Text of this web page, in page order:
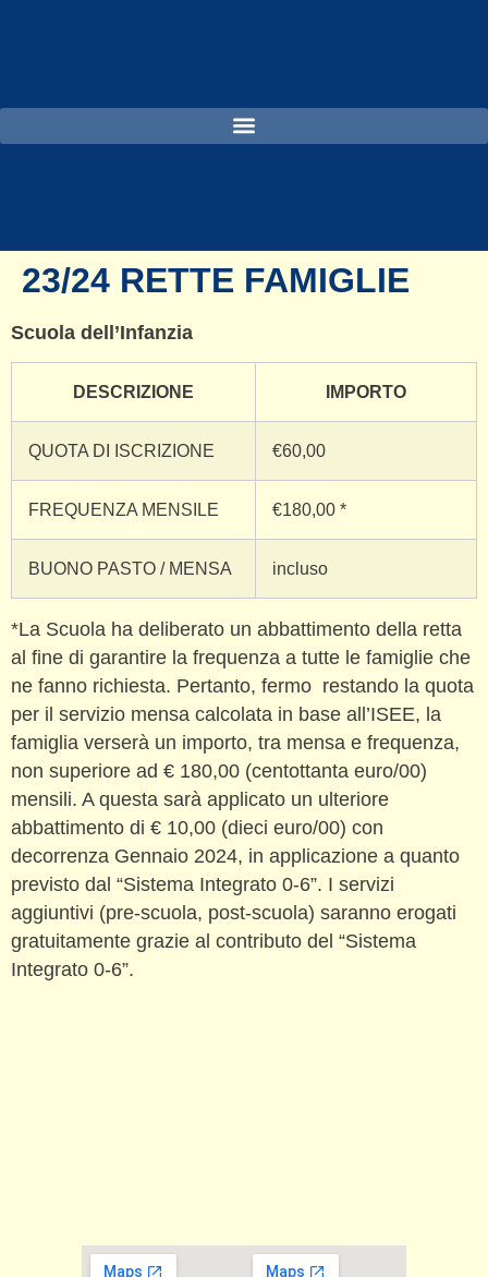
23/24 RETTE FAMIGLIE
Scuola dell’Infanzia
DESCRIZIONE IMPORTO
QUOTA DI ISCRIZIONE €60,00
FREQUENZA MENSILE €180,00 *
BUONO PASTO / MENSA incluso
*La Scuola ha deliberato un abbattimento della retta
al fine di garantire la frequenza a tutte le famiglie che
ne fanno richiesta. Pertanto, fermo restando la quota
per il servizio mensa calcolata in base all’ISEE, la
famiglia verserà un importo, tra mensa e frequenza,
non superiore ad € 180,00 (centottanta euro/00)
mensili. A questa sarà applicato un ulteriore
abbattimento di € 10,00 (dieci euro/00) con
decorrenza Gennaio 2024, in applicazione a quanto
previsto dal “Sistema Integrato 0-6”. I servizi
aggiuntivi (pre-scuola, post-scuola) saranno erogati
gratuitamente grazie al contributo del “Sistema
Integrato 0-6”.